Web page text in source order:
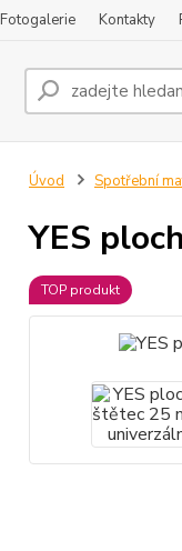
Fotogalerie Kontakty
Úvod Spotřební
YES
TOP produkt